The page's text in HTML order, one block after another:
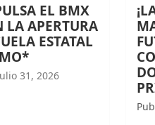
EL BMX
LA APERTURA
ESTATAL
31, 2026